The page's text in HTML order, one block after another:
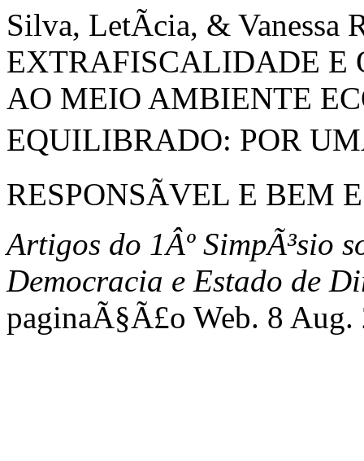
Silva, LetÃ­cia, & Vanessa
EXTRAFISCALIDADE E
AO MEIO AMBIENTE
EQUILIBRADO: POR
RESPONSÃVEL E BEM
Artigos do 1Âº SimpÃ³sio
Democracia e Estado de
paginaÃ§Ã£o Web. 8 Aug.